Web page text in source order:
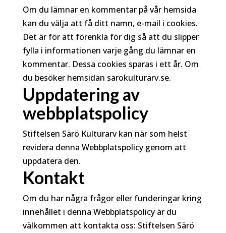
Om du lämnar en kommentar på vår hemsida
kan du välja att få ditt namn, e-mail i cookies.
Det är för att förenkla för dig så att du slipper
fylla i informationen varje gång du lämnar en
kommentar. Dessa cookies sparas i ett år. Om
du besöker hemsidan sarokulturarv.se.
Uppdatering av
webbplatspolicy
Stiftelsen Särö Kulturarv kan när som helst
revidera denna Webbplatspolicy genom att
uppdatera den.
Kontakt
Om du har några frågor eller funderingar kring
innehållet i denna Webbplatspolicy är du
välkommen att kontakta oss: Stiftelsen Särö